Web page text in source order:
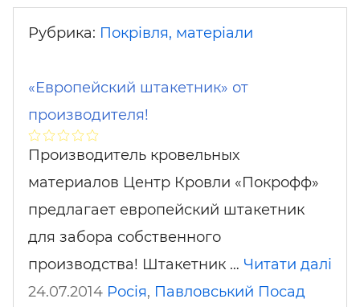
Рубрика: Покрівля, матеріали
«Европейский штакетник» от
производителя!
Производитель кровельных
материалов Центр Кровли «Покрофф»
предлагает европейский штакетник
для забора собственного
производства! Штакетник … Читати далі
24.07.2014 Росія, Павловський Посад